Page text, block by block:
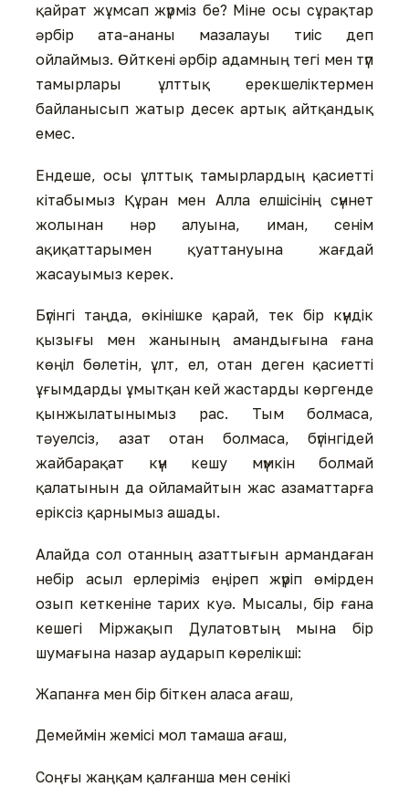
қайрат жұмсап жүрміз бе? Міне осы сұрақтар
әрбір ата-ананы мазалауы тиіс деп
ойлаймыз. Өйткені әрбір адамның тегі мен түп
тамырлары ұлттық ерекшеліктермен
байланысып жатыр десек артық айтқандық
емес.
Ендеше, осы ұлттық тамырлардың қасиетті
кітабымыз Құран мен Алла елшісінің сүннет
жолынан нәр алуына, иман, сенім
ақиқаттарымен қуаттануына жағдай
жасауымыз керек.
Бүгінгі таңда, өкінішке қарай, тек бір күндік
қызығы мен жанының амандығына ғана
көңіл бөлетін, ұлт, ел, отан деген қасиетті
ұғымдарды ұмытқан кей жастарды көргенде
қынжылатынымыз рас. Тым болмаса,
тәуелсіз, азат отан болмаса, бүгінгідей
жайбарақат күн кешу мүмкін болмай
қалатынын да ойламайтын жас азаматтарға
еріксіз қарнымыз ашады.
Алайда сол отанның азаттығын армандаған
небір асыл ерлеріміз еңіреп жүріп өмірден
озып кеткеніне тарих куә. Мысалы, бір ғана
кешегі Міржақып Дулатовтың мына бір
шумағына назар аударып көрелікші:
Жапанға мен бір біткен аласа ағаш,
Демеймін жемісі мол тамаша ағаш,
Соңғы жаңқам қалғанша мен сенікі